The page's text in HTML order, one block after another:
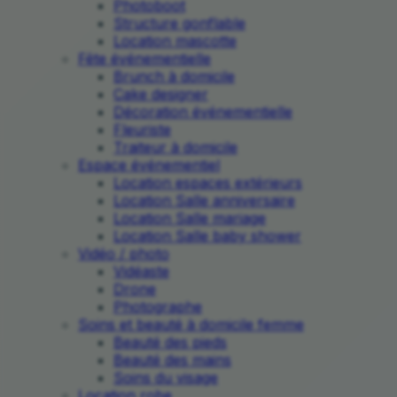
Photoboot
Structure gonflable
Location mascotte
Fête événementielle
Brunch à domicile
Cake designer
Décoration événementielle
Fleuriste
Traiteur à domicile
Espace événementiel
Location espaces extérieurs
Location Salle anniversaire
Location Salle mariage
Location Salle baby shower
Vidéo / photo
Vidéaste
Drone
Photographe
Soins et beauté à domicile femme
Beauté des pieds
Beauté des mains
Soins du visage